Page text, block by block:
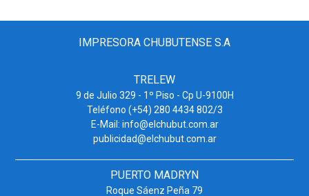
IMPRESORA CHUBUTENSE S.A
TRELEW
9 de Julio 329 - 1º Piso - Cp U-9100H
Teléfono (+54) 280 4434 802/3
E-Mail: info@elchubut.com.ar
publicidad@elchubut.com.ar
PUERTO MADRYN
Roque Sáenz Peña 79